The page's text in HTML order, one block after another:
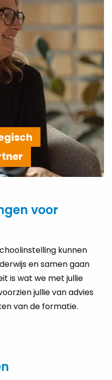
voor
kunnen
en samen gaan
is wat we met jullie
jullie van advies
van de formatie.